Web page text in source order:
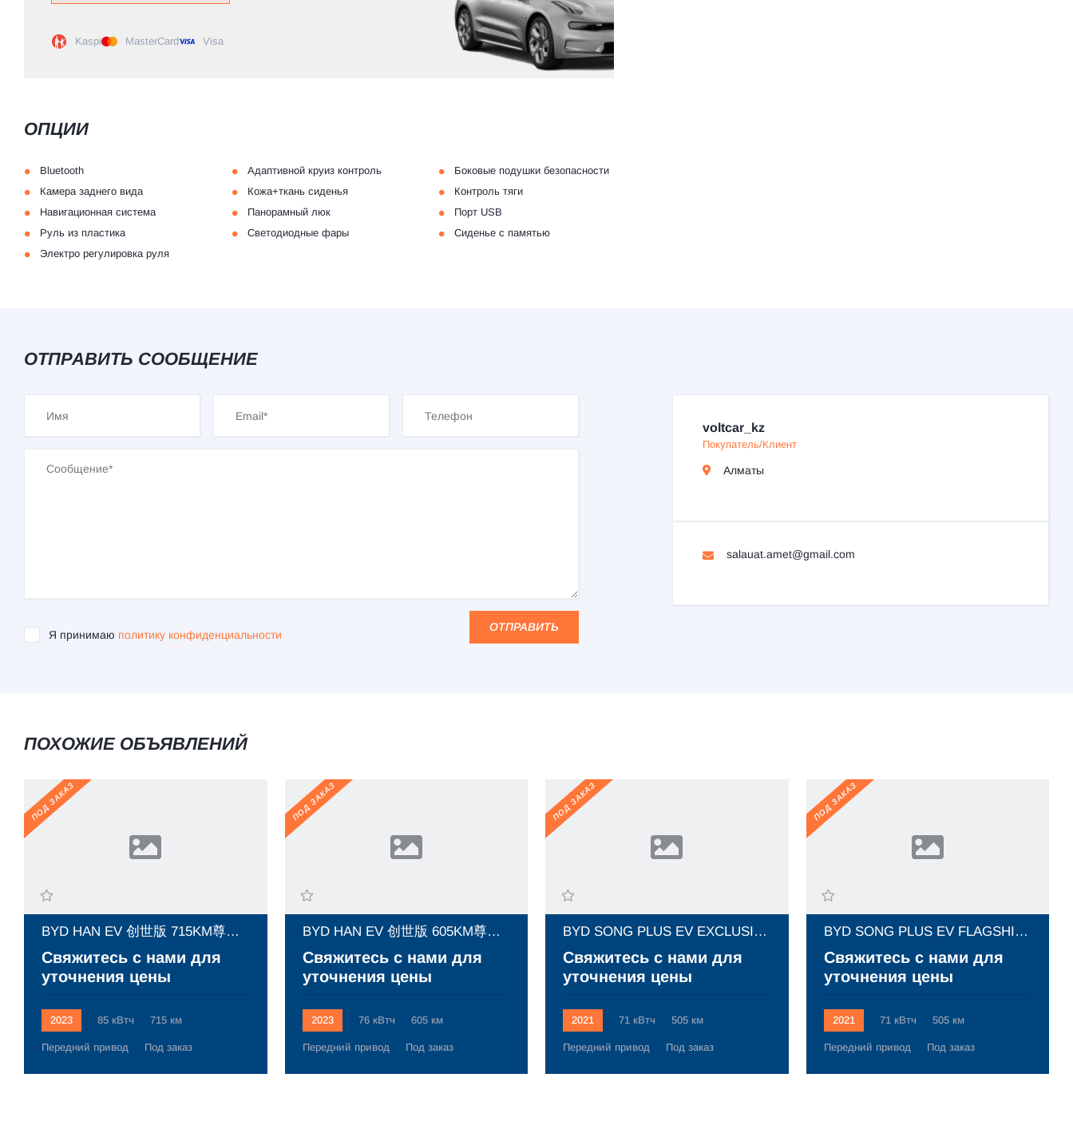
Kaspi MasterCard Visa
ОПЦИИ
• Bluetooth • Адаптивной круиз контроль • Боковые подушки безопасности
• Камера заднего вида • Кожа+ткань сиденья • Контроль тяги
• Навигационная система • Панорамный люк • Порт USB
• Руль из пластика • Светодиодные фары • Сиденье с памятью
• Электро регулировка руля
ОТПРАВИТЬ СООБЩЕНИЕ
Я принимаю политику конфиденциальности
ОТПРАВИТЬ
voltcar_kz
Покупатель/Клиент
Алматы
salauat.amet@gmail.com
ПОХОЖИЕ ОБЪЯВЛЕНИЙ
ПОД ЗАКАЗ
BYD HAN EV 创世版 715KM尊荣型 (2023)
Свяжитесь с нами для
уточнения цены
2023 85 кВтч 715 км
Передний привод Под заказ
ПОД ЗАКАЗ
BYD HAN EV 创世版 605KM尊贵型 (2023)
Свяжитесь с нами для
уточнения цены
2023 76 кВтч 605 км
Передний привод Под заказ
ПОД ЗАКАЗ
BYD SONG PLUS EV EXCLUSIVE (2021)
Свяжитесь с нами для
уточнения цены
2021 71 кВтч 505 км
Передний привод Под заказ
ПОД ЗАКАЗ
BYD SONG PLUS EV FLAGSHIP (2021)
Свяжитесь с нами для
уточнения цены
2021 71 кВтч 505 км
Передний привод Под заказ